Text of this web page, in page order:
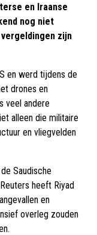
en Iraanse
nog niet
zijn
en werd tijdens de
drones en
veel andere
alleen die militaire
en vliegvelden
Saudische
heeft Riyad
en
overleg zouden